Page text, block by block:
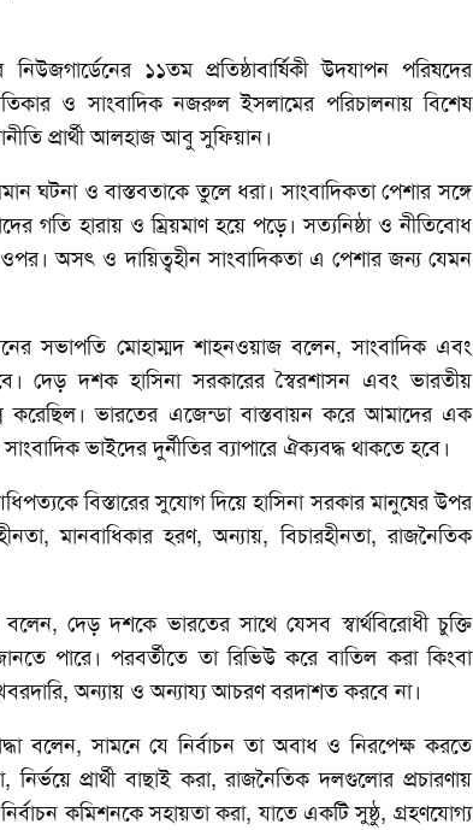
১১তম প্রতিষ্ঠাবার্ষিকী উদযাপন পরিষদের
ও সাংবাদিক নজরুল ইসলামের পরিচালনায় বিশেষ
প্রার্থী আলহাজ আবু সুফিয়ান।
ঘটনা ও বাস্তবতাকে তুলে ধরা। সাংবাদিকতা পেশার সঙ্গে
গতি হারায় ও ম্রিয়মাণ হয়ে পড়ে। সত্যনিষ্ঠা ও নীতিবোধ
ওপর। অসৎ ও দায়িত্বহীন সাংবাদিকতা এ পেশার জন্য যেমন
সভাপতি মোহাম্মদ শাহনওয়াজ বলেন, সাংবাদিক এবং
দেড় দশক হাসিনা সরকারের স্বৈরশাসন এবং ভারতীয়
করেছিল। ভারতের এজেন্ডা বাস্তবায়ন করে আমাদের এক
ভাইদের দুর্নীতির ব্যাপারে ঐক্যবদ্ধ থাকতে হবে।
বিস্তারের সুযোগ দিয়ে হাসিনা সরকার মানুষের উপর
মানবাধিকার হরণ, অন্যায়, বিচারহীনতা, রাজনৈতিক
দেড় দশকে ভারতের সাথে যেসব স্বার্থবিরোধী চুক্তি
পারে। পরবর্তীতে তা রিভিউ করে বাতিল করা কিংবা
অন্যায় ও অন্যায্য আচরণ বরদাশত করবে না।
বলেন, সামনে যে নির্বাচন তা অবাধ ও নিরপেক্ষ করতে
প্রার্থী বাছাই করা, রাজনৈতিক দলগুলোর প্রচারণায়
কমিশনকে সহায়তা করা, যাতে একটি সুষ্ঠু, গ্রহণযোগ্য